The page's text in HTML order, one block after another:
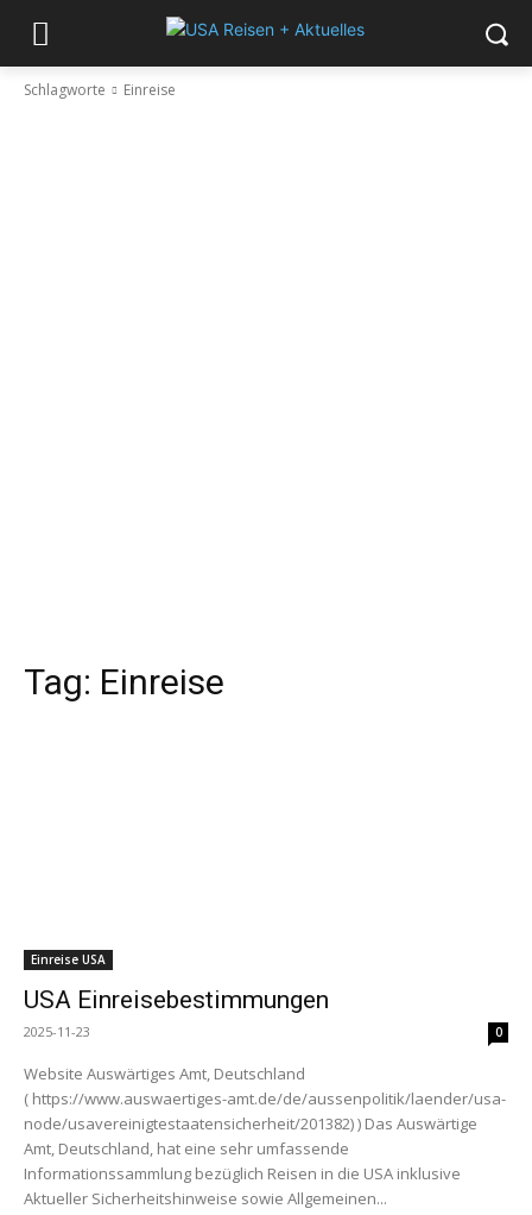
Schlagworte Einreise
Tag: Einreise
Einreise USA
USA Einreisebestimmungen
2025-11-23 0
Website Auswärtiges Amt, Deutschland
( https://www.auswaertiges-amt.de/de/aussenpolitik/laender/usa-
node/usavereinigtestaatensicherheit/201382) ) Das Auswärtige
Amt, Deutschland, hat eine sehr umfassende
Informationssammlung bezüglich Reisen in die USA inklusive
Aktueller Sicherheitshinweise sowie Allgemeinen...